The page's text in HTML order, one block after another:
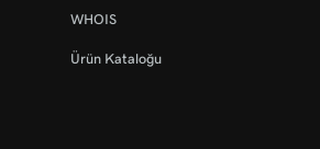
WHOIS
Ürün Kataloğu